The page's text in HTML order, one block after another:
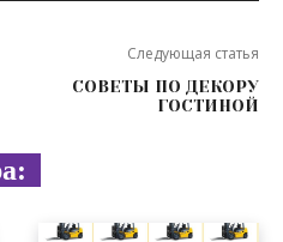
Следующая статья
СОВЕТЫ ПО ДЕКОРУ
ГОСТИНОЙ